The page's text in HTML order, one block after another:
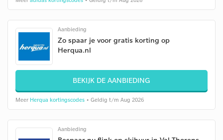
Aanbieding
Zo spaar je voor gratis korting op
Herqua.nl
BEKIJK DE AANBIEDING
Meer Herqua kortingscodes • Geldig t/m Aug 2026
Aanbieding